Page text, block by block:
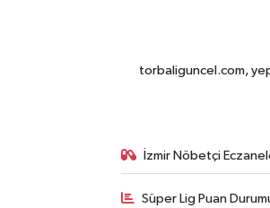
torbaliguncel.com,
İzmir Nöbetçi
Süper Lig Puan